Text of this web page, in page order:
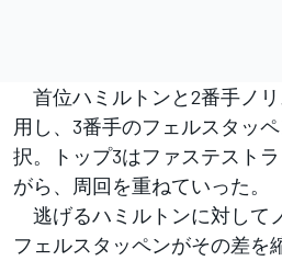
首位ハミルトンと2番手ノ
用し、3番手のフェルスタッ
択。トップ3はファステスト
がら、周回を重ねていった。
逃げるハミルトンに対して
フェルスタッペンがその差を